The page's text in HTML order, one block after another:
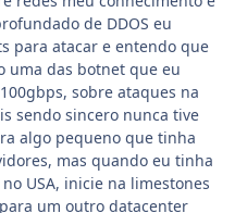
de DDOS eu
para atacar e entendo que
uma das botnet que eu
sobre ataques na
sendo sincero nunca tive
algo pequeno que tinha
mas quando eu tinha
USA, inicie na limestones
um outro datacenter